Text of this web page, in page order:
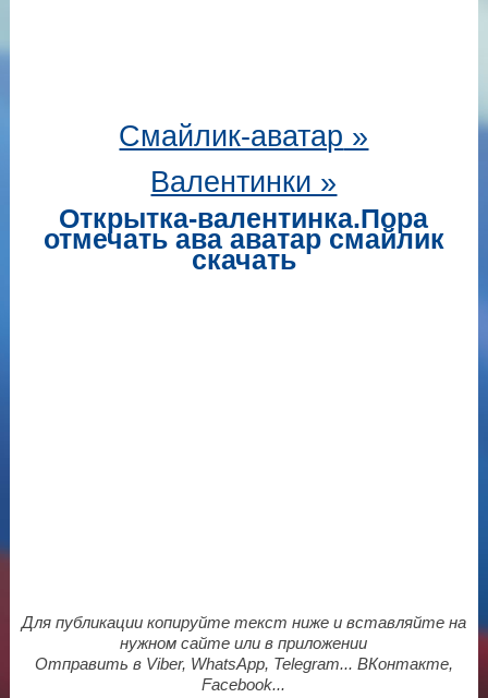
Смайлик-аватар »
Валентинки »
Открытка-валентинка.Пора
отмечать ава аватар смайлик
скачать
Для публикации копируйте текст ниже и вставляйте на
нужном сайте или в приложении
Отправить в Viber, WhatsApp, Telegram... ВКонтакте,
Facebook...